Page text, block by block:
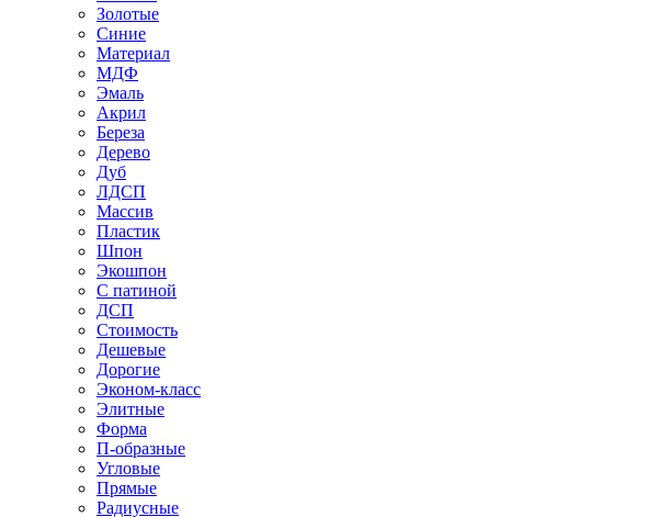
Золотые
Синие
Материал
МДФ
Эмаль
Акрил
Береза
Дерево
Дуб
ЛДСП
Массив
Пластик
Шпон
Экошпон
С патиной
ДСП
Стоимость
Дешевые
Дорогие
Эконом-класс
Элитные
Форма
П-образные
Угловые
Прямые
Радиусные